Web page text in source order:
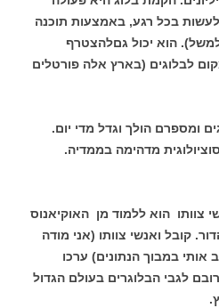
בכל רגע, באמצעות תוכנה
הוא יכול גםלהצטרף
לבלוגים (בארץ אלה פורטלים
ומספרם הולך וגדל מדי יום.
מדהימה בממדיה.
צוותו הוא ללמוד מן האוקיאנוס
קובל ואנשי צוותו (אני מודה
אותי במבוך הנתונים) ערכו
לגבי הבלוגרים בעולם הגדול